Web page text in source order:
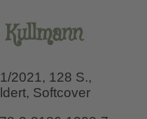
2021, 128 S.,
Softcover